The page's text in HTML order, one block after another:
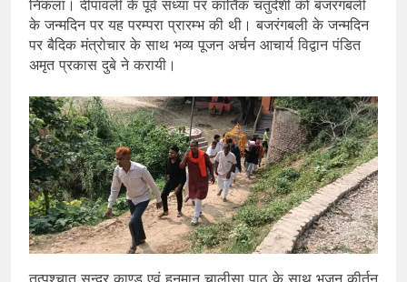
निकला। दीपावली के पूर्व संध्या पर कार्तिक चतुर्दशी को बजरंगबली
के जन्मदिन पर यह परम्परा प्रारम्भ की थी। बजरंगबली के जन्मदिन
पर बैदिक मंत्रोचार के साथ भव्य पूजन अर्चन आचार्य विद्वान पंडित
अमृत प्रकास दुबे ने करायी।
तत्पश्चात सुन्दर काण्ड एवं हनुमान चालीसा पाठ के साथ भजन कीर्तन